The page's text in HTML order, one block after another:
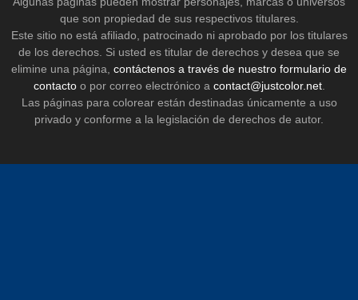
que son propiedad de sus respectivos titulares.
Este sitio no está afiliado, patrocinado ni aprobado por los titulares
de los derechos. Si usted es titular de derechos y desea que se
elimine una página, contáctenos a través de nuestro formulario de
contactoo por correo electrónico a contact@justcolor.net.
Las páginas para colorear están destinadas únicamente a uso
privado y conforme a la legislación de derechos de autor.